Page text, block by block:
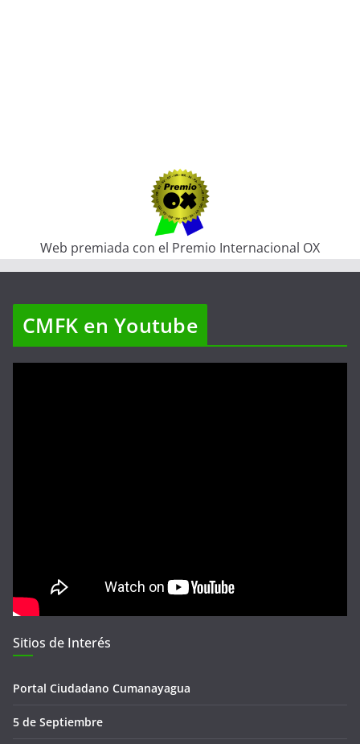
Web premiada con el Premio Internacional OX
CMFK en Youtube
Sitios de Interés
Portal Ciudadano Cumanayagua
5 de Septiembre